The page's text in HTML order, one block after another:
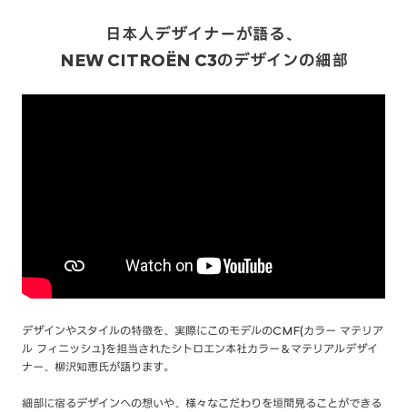
日本人デザイナーが語る、
NEW CITROËN C3のデザインの細部
デザインやスタイルの特徴を、実際にこのモデルのCMF(カラー マテリア
ル フィニッシュ)を担当されたシトロエン本社カラー＆マテリアルデザイ
ナー、柳沢知恵氏が語ります。
細部に宿るデザインへの想いや、様々なこだわりを垣間見ることができる